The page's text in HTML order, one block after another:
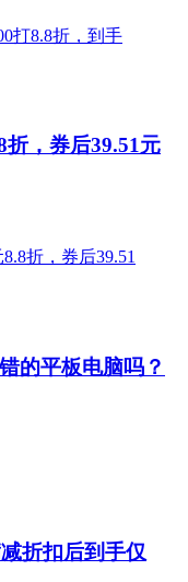
，券后39.51元
的平板电脑吗？
折扣后到手仅